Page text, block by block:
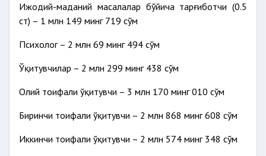
Ижодий-маданий масалалар бўйича тарғиботчи (0.5
ст) – 1 млн 149 минг 719 сўм
Психолог – 2 млн 69 минг 494 сўм
Ўқитувчилар – 2 млн 299 минг 438 сўм
Олий тоифали ўқитувчи – 3 млн 170 минг 010 сўм
Биринчи тоифали ўқитувчи – 2 млн 868 минг 608 сўм
Иккинчи тоифали ўқитувчи – 2 млн 574 минг 348 сўм